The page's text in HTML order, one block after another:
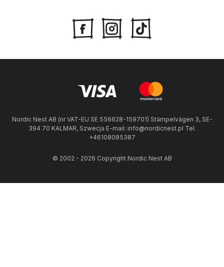
Nordic Nest AB (nr VAT-EU SE 556628-159701) Stämpelvägen 3, SE-
394 70 KALMAR, Szwecja E-mail: info@nordicnest.pl Tel.
+46108085387
© 2002 - 2026 Copyright Nordic Nest AB